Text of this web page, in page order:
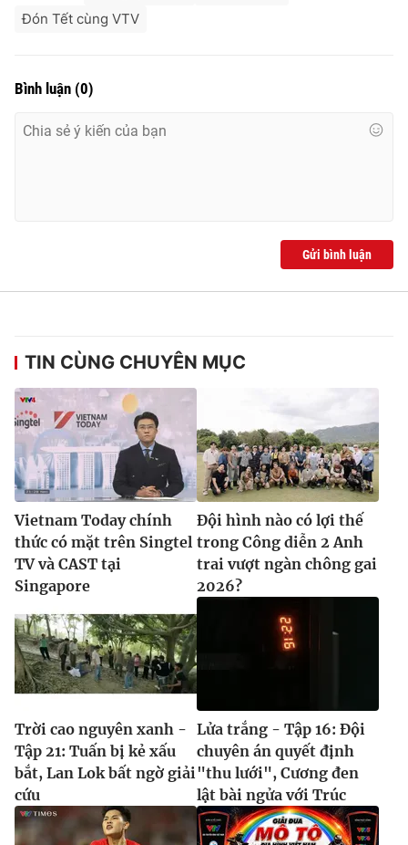
Đón Tết cùng VTV
Bình luận (0)
Gửi bình luận
TIN CÙNG CHUYÊN MỤC
Vietnam Today chính
thức có mặt trên Singtel
TV và CAST tại
Singapore
Đội hình nào có lợi thế
trong Công diễn 2 Anh
trai vượt ngàn chông gai
2026?
Trời cao nguyên xanh -
Tập 21: Tuấn bị kẻ xấu
bắt, Lan Lok bất ngờ giải
cứu
Lửa trắng - Tập 16: Đội
chuyên án quyết định
"thu lưới", Cương đen
lật bài ngửa với Trúc